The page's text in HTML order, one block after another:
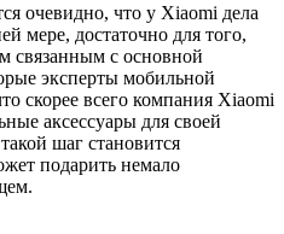
очевидно, что у Xiaomi дела
мере, достаточно для того,
связанным с основной
эксперты мобильной
скорее всего компания Xiaomi
аксессуары для своей
шаг становится
подарить немало